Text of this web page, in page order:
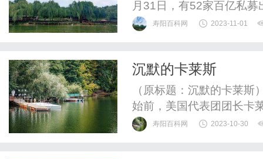
月31日，有52家百亿私
寿阳百科网 2023-11-01
沉默的卡莱斯
（原标题：沉默的卡莱
始前，美国代表团团长卡
寿阳百科网 2023-10-30